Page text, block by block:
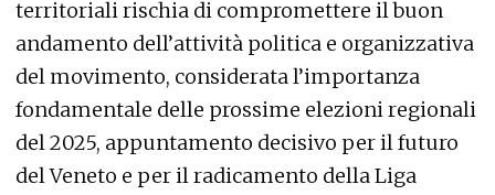
territoriali rischia di compromettere il buon
andamento dell’attività politica e organizzativa
del movimento, considerata l’importanza
fondamentale delle prossime elezioni regionali
del 2025, appuntamento decisivo per il futuro
del Veneto e per il radicamento della Liga